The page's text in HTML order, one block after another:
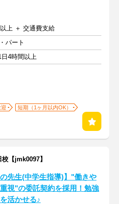
上 ＋ 交通費支給
パート
4時間以上
短期（1ヶ月以内OK）
【jmk0097】
の先生(中学生指導)】"働きや
視"の委託契約を採用！勉強
活かせる♪